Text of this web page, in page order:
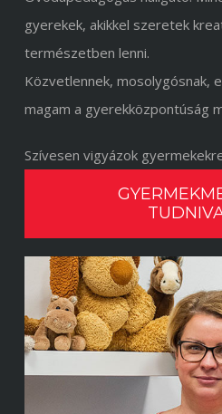
gyerekek, akikkel szeretek
természetben lenni.
Közvetlennek, mosolygósnak,
magam a gyerekközpontúság
Szívesen vigyázok